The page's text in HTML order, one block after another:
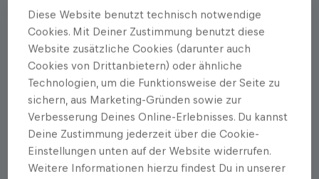
Diese Website benutzt technisch notwendige
Cookies. Mit Deiner Zustimmung benutzt diese
Website zusätzliche Cookies (darunter auch
Cookies von Drittanbietern) oder ähnliche
Technologien, um die Funktionsweise der Seite zu
sichern, aus Marketing-Gründen sowie zur
Verbesserung Deines Online-Erlebnisses. Du kannst
Deine Zustimmung jederzeit über die Cookie-
Einstellungen unten auf der Website widerrufen.
Weitere Informationen hierzu findest Du in unserer